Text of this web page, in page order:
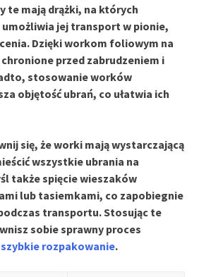
te mają drążki, na których
umożliwia jej transport w pionie,
Dzięki workom foliowym na
przed zabrudzeniem i
stosowanie worków
objętość ubrań, co ułatwia ich
się, że worki mają wystarczającą
wszystkie ubrania na
także spięcie wieszaków
lub tasiemkami, co zapobiegnie
transportu. Stosując te
sobie sprawny proces
rozpakowanie.